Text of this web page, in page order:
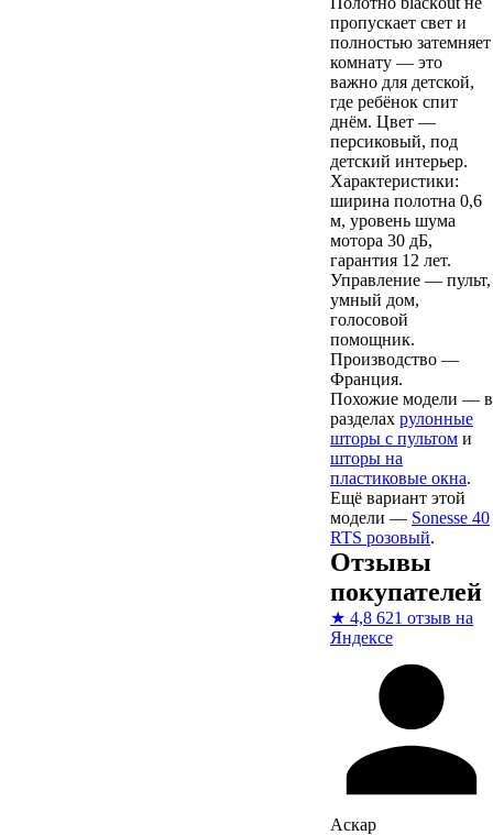
пропускает свет и
полностью затемняет
комнату — это
важно для детской,
где ребёнок спит
днём. Цвет —
персиковый, под
детский интерьер.
Характеристики:
ширина полотна 0,6
м, уровень шума
мотора 30 дБ,
гарантия 12 лет.
Управление — пульт,
умный дом,
голосовой
помощник.
Производство —
Франция.
Похожие модели — в
разделах рулонные
шторы с пультом и
шторы на
пластиковые окна.
Ещё вариант этой
модели — Sonesse 40
RTS розовый.
Отзывы
покупателей
★ 4,8 621 отзыв на
Яндексе
Аскар